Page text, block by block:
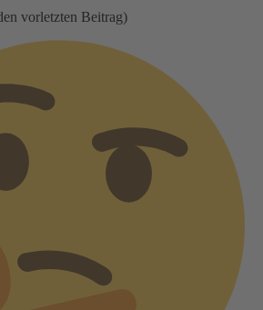
vorletzten Beitrag)